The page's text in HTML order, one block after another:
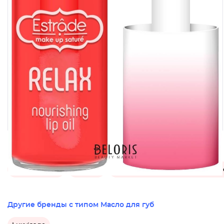
Категории этого товара
Масло для губ Макияж Декоративная косметика
Другие бренды с типом Масло для губ